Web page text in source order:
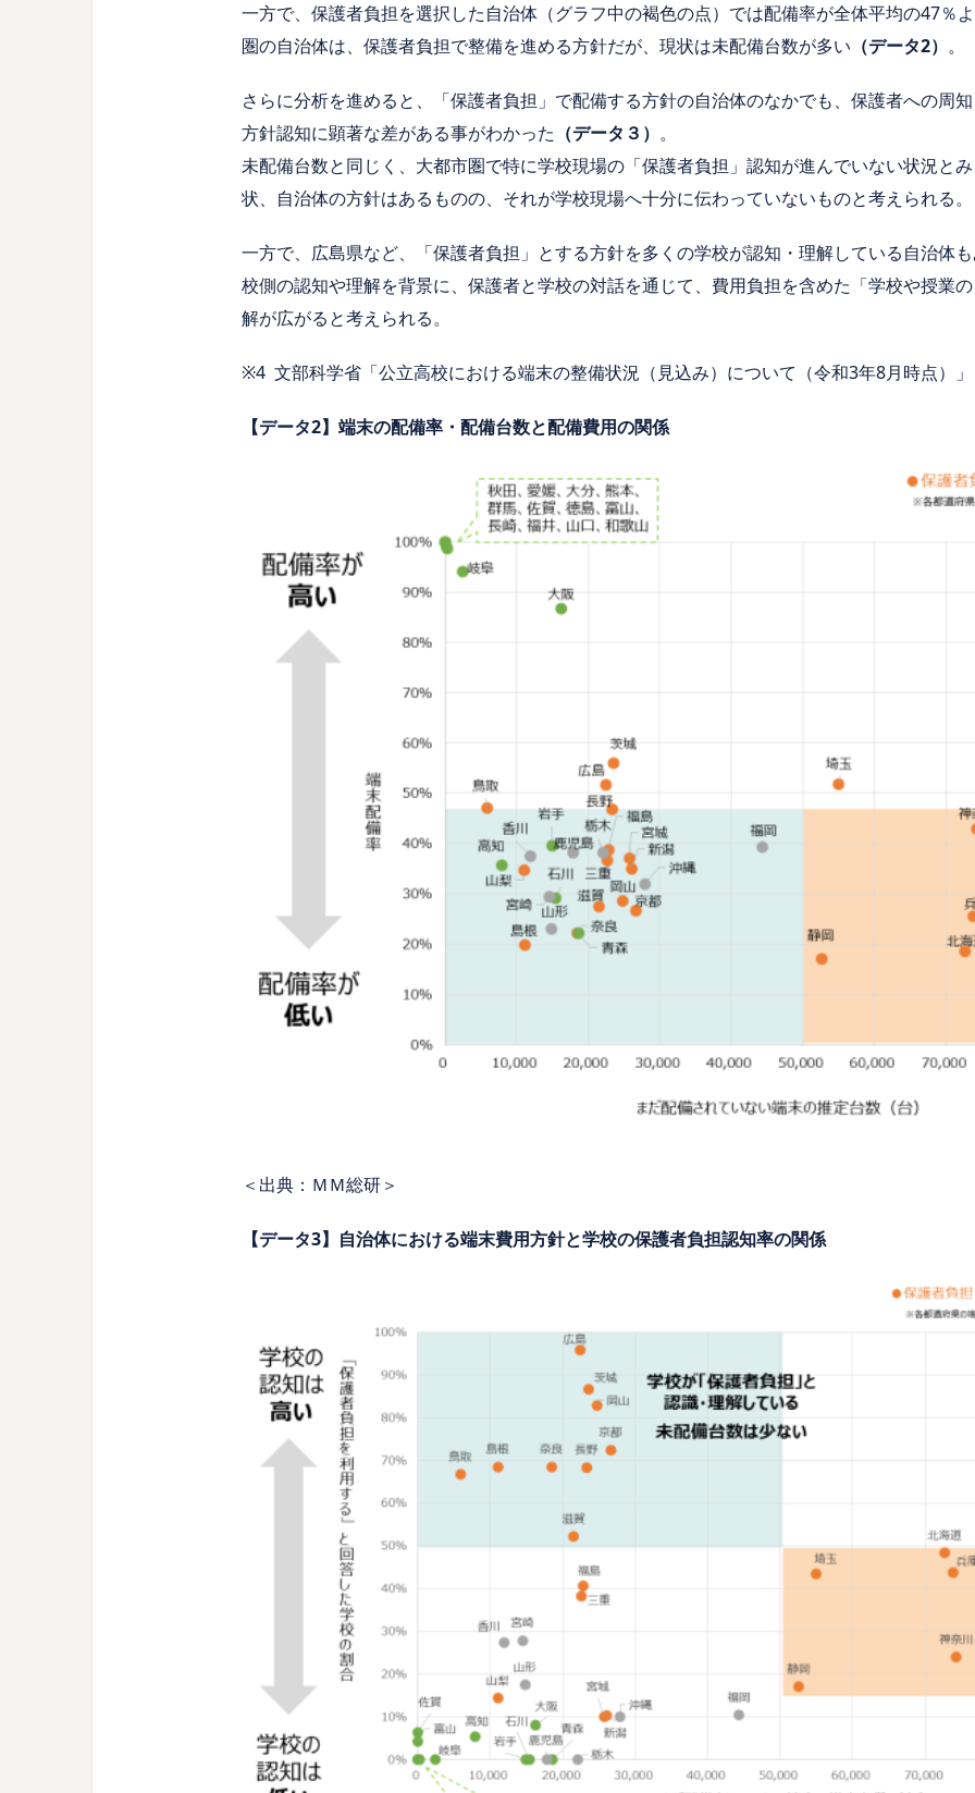
一方で、保護者負担を選択した自治体（グラフ中の褐色の点）では配備率が全体平均の47％
圏の自治体は、保護者負担で整備を進める方針だが、現状は未配備台数が多い （データ2） 。
さらに分析を進めると、「保護者負担」で配備する方針の自治体のなかでも、保護者への周
方針認知に顕著な差がある事がわかった （データ３） 。
未配備台数と同じく、大都市圏で特に学校現場の「保護者負担」認知が進んでいない状況と
状、自治体の方針はあるものの、それが学校現場へ十分に伝わっていないものと考えられる。
一方で、広島県など、「保護者負担」とする方針を多くの学校が認知・理解している自治体
校側の認知や理解を背景に、保護者と学校の対話を通じて、費用負担を含めた「学校や授業
解が広がると考えられる。
※4 文部科学省「公立高校における端末の整備状況（見込み）について（令和3年8月時点）」
【データ2】端末の配備率・配備台数と配備費用の関係
＜出典：ＭＭ総研＞
【データ3】自治体における端末費用方針と学校の保護者負担認知率の関係